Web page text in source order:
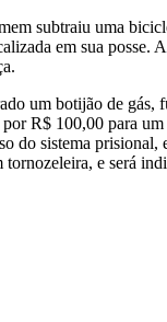
subtraiu uma
em sua posse.
um botijão de gás,
R$ 100,00 para um
do sistema prisional,
tornozeleira, e será